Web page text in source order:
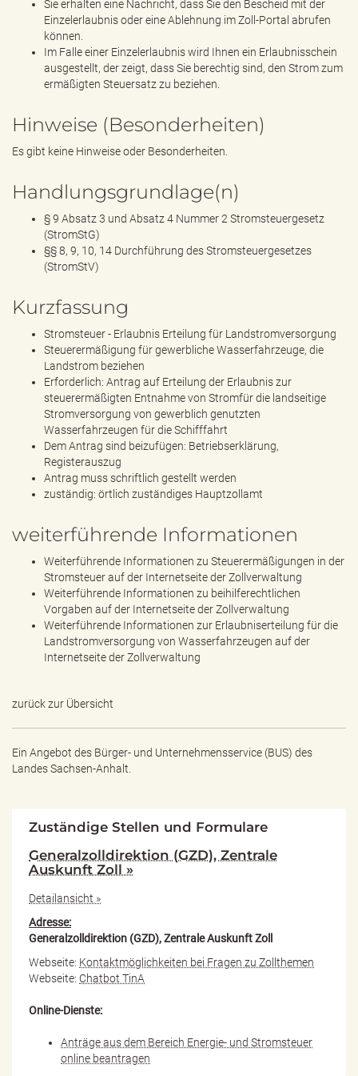
Sie erhalten eine Nachricht, dass Sie den Bescheid mit der
Einzelerlaubnis oder eine Ablehnung im Zoll-Portal abrufen
können.
Im Falle einer Einzelerlaubnis wird Ihnen ein Erlaubnisschein
ausgestellt, der zeigt, dass Sie berechtig sind, den Strom zum
ermäßigten Steuersatz zu beziehen.
Hinweise (Besonderheiten)
Es gibt keine Hinweise oder Besonderheiten.
Handlungsgrundlage(n)
§ 9 Absatz 3 und Absatz 4 Nummer 2 Stromsteuergesetz
(StromStG)
§§ 8, 9, 10, 14 Durchführung des Stromsteuergesetzes
(StromStV)
Kurzfassung
Stromsteuer - Erlaubnis Erteilung für Landstromversorgung
Steuerermäßigung für gewerbliche Wasserfahrzeuge, die
Landstrom beziehen
Erforderlich: Antrag auf Erteilung der Erlaubnis zur
steuerermäßigten Entnahme von Stromfür die landseitige
Stromversorgung von gewerblich genutzten
Wasserfahrzeugen für die Schifffahrt
Dem Antrag sind beizufügen: Betriebserklärung,
Registerauszug
Antrag muss schriftlich gestellt werden
zuständig: örtlich zuständiges Hauptzollamt
weiterführende Informationen
Weiterführende Informationen zu Steuerermäßigungen in der
Stromsteuer auf der Internetseite der Zollverwaltung
Weiterführende Informationen zu beihilferechtlichen
Vorgaben auf der Internetseite der Zollverwaltung
Weiterführende Informationen zur Erlaubniserteilung für die
Landstromversorgung von Wasserfahrzeugen auf der
Internetseite der Zollverwaltung
zurück zur Übersicht
Ein Angebot des Bürger- und Unternehmensservice (BUS) des
Landes Sachsen-Anhalt.
Zuständige Stellen und Formulare
Generalzolldirektion (GZD), Zentrale
Auskunft Zoll »
Detailansicht »
Adresse:
Generalzolldirektion (GZD), Zentrale Auskunft Zoll
Webseite: Kontaktmöglichkeiten bei Fragen zu Zollthemen
Webseite: Chatbot TinA
Online-Dienste:
Anträge aus dem Bereich Energie- und Stromsteuer
online beantragen